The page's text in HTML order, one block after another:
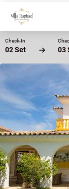
Check-In
02 Set 03